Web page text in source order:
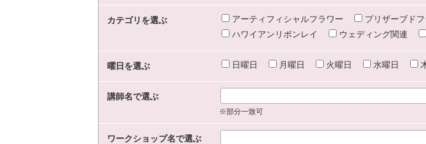
カテゴリを選ぶ アーティフィシャルフラワー プリザーブド
ハワイアンリボンレイ
ウェディング関連
曜日を選ぶ 日曜日 月曜日 火曜日 水曜日
講師名で選ぶ
※部分一致可
ワークショップ名で選ぶ